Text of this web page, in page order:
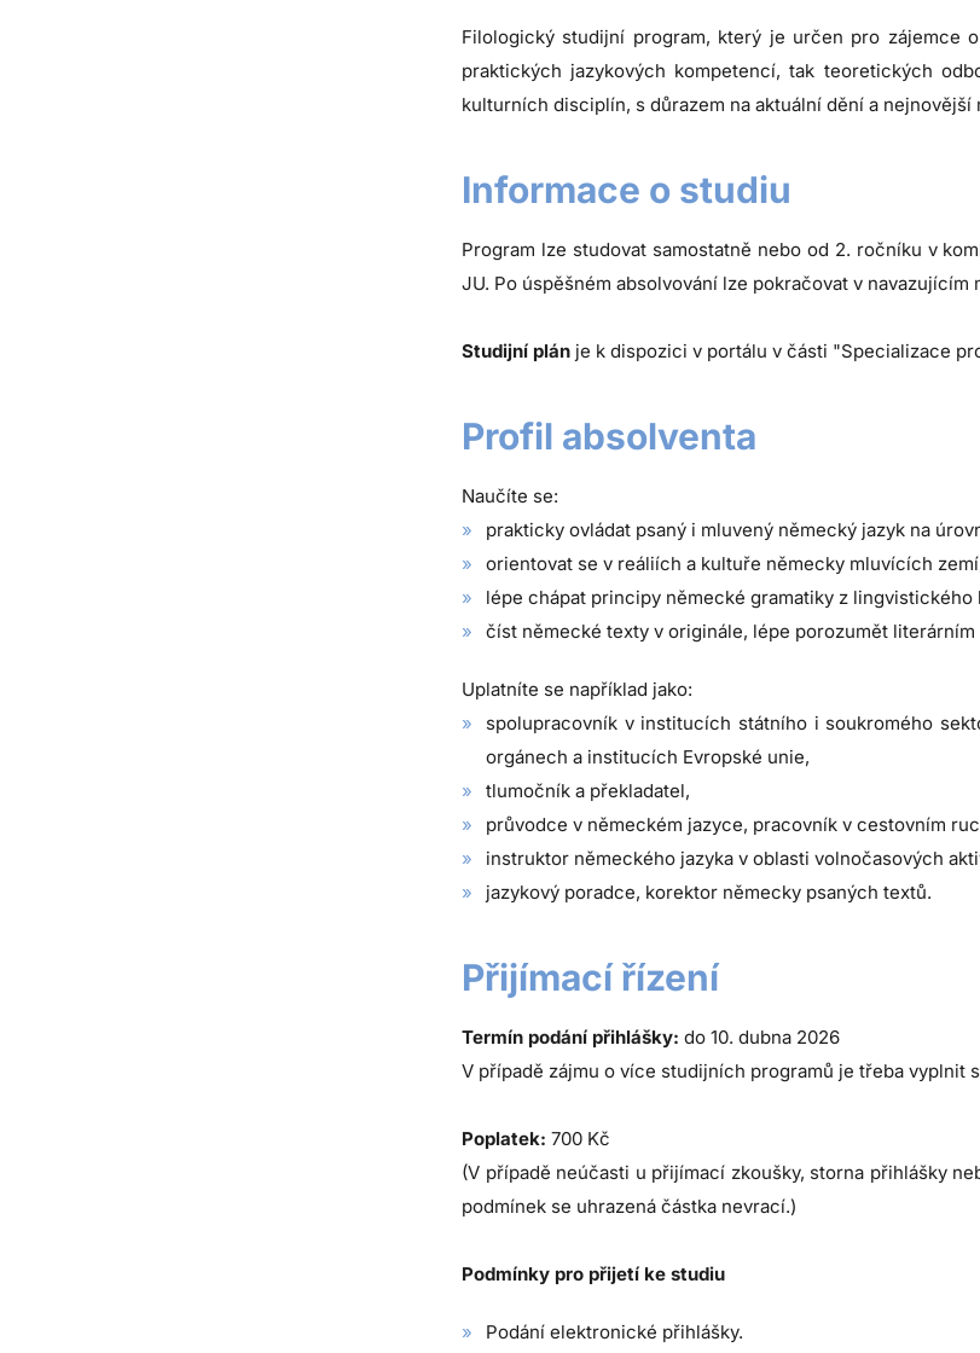
Filologický studijní program, který je určen pro zájemce
praktických jazykových kompetencí, tak teoretických
kulturních disciplín, s důrazem na aktuální dění a nejnovější
Informace o studiu
Program lze studovat samostatně nebo od 2. ročníku v
JU. Po úspěšném absolvování lze pokračovat v navazujícím
Studijní plán je k dispozici v portálu v části "Specializace
Profil absolventa
Naučíte se:
prakticky ovládat psaný i mluvený německý jazyk na
orientovat se v reáliích a kultuře německy mluvících
lépe chápat principy německé gramatiky z lingvistického
číst německé texty v originále, lépe porozumět
Uplatníte se například jako:
spolupracovník v institucích státního i soukromého
orgánech a institucích Evropské unie,
tlumočník a překladatel,
průvodce v německém jazyce, pracovník v cestovním
instruktor německého jazyka v oblasti volnočasových
jazykový poradce, korektor německy psaných textů.
Přijímací řízení
Termín podání přihlášky: do 10. dubna 2026
V případě zájmu o více studijních programů je třeba vyplnit
Poplatek: 700 Kč
(V případě neúčasti u přijímací zkoušky, storna přihlášky
podmínek se uhrazená částka nevrací.)
Podmínky pro přijetí ke studiu
Podání elektronické přihlášky.